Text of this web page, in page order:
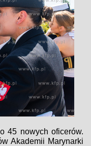
45 nowych oficerów.
Akademii Marynarki